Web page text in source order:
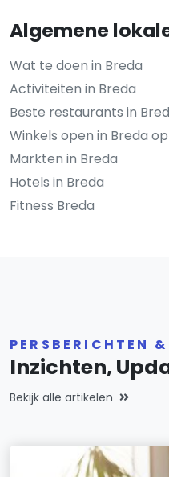
Algemene
Wat te doen in Breda
Activiteiten in Breda
Beste restaurants in
Winkels open in Breda
Markten in Breda
Hotels in Breda
Fitness Breda
PERSBERICHTEN
Inzichten,
Bekijk alle artikelen